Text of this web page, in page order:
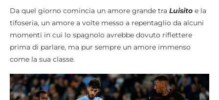
Da quel giorno comincia un amore grande tra Luisito e la
tifoseria, un amore a volte messo a repentaglio da alcuni
momenti in cui lo spagnolo avrebbe dovuto riflettere
prima di parlare, ma pur sempre un amore immenso
come la sua classe.